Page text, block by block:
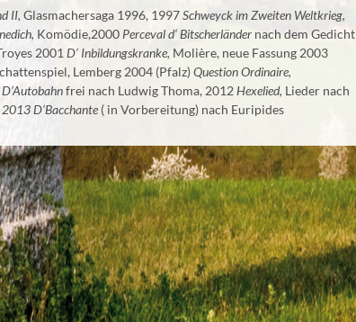
II,Glasmachersaga 1996, 1997Schweyck im Zweiten Weltkrieg,
Komödie,2000 Perceval d‘ Bitscherländer nach dem Gedicht
2001D‘ Inbildungskranke, Molière, neue Fassung 2003
Lemberg 2004 (Pfalz)Question Ordinaire,
D’Autobahnfrei nach Ludwig Thoma, 2012Hexelied, Lieder nach
2013D’Bacchante ( in Vorbereitung) nach Euripides